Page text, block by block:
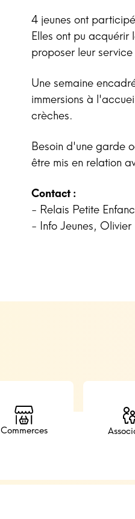
4 jeunes ont
Elles ont pu
proposer leur
Une semaine
immersions à
crèches.
Besoin d'une garde
être mis en relation
Contact :
- Relais Petite
- Info Jeunes,
Commerces